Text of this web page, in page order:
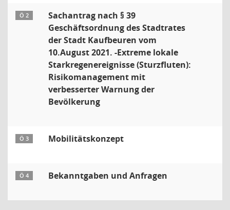
Ö 2
Sachantrag nach § 39
Geschäftsordnung des Stadtrates
der Stadt Kaufbeuren vom
10.August 2021. -Extreme lokale
Starkregenereignisse (Sturzfluten):
Risikomanagement mit
verbesserter Warnung der
Bevölkerung
Ö 3 Mobilitätskonzept
Ö 4 Bekanntgaben und Anfragen